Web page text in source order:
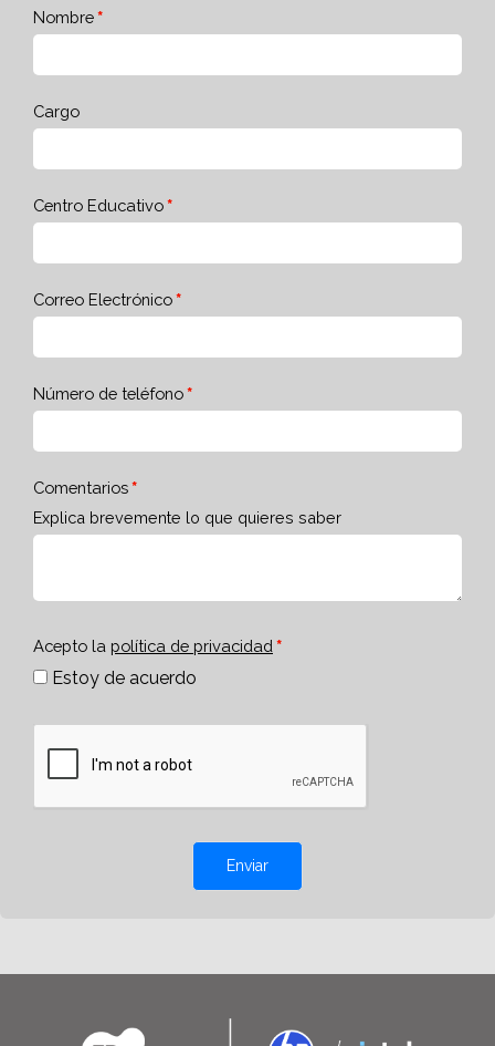
Nombre
Cargo
Centro Educativo
Correo Electrónico
Número de teléfono
Comentarios
Explica brevemente lo que quieres saber
Acepto la política de privacidad
Estoy de acuerdo
Enviar